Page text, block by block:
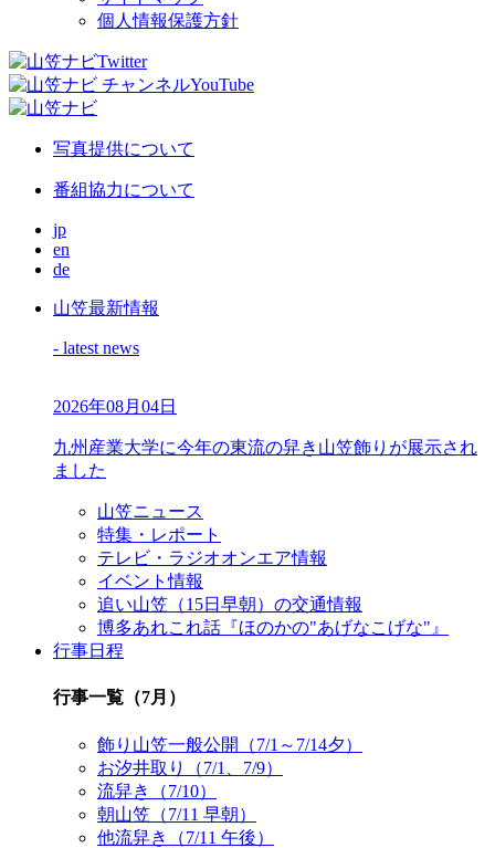
個人情報保護方針
写真提供について
番組協力について
jp
en
de
山笠最新情報
- latest news
2026年08月04日
九州産業大学に今年の東流の舁き山笠飾りが展示され
ました
山笠ニュース
特集・レポート
テレビ・ラジオオンエア情報
イベント情報
追い山笠（15日早朝）の交通情報
博多あれこれ話『ほのかの"あげなこげな"』
行事日程
行事一覧（7月）
飾り山笠一般公開（7/1～7/14夕）
お汐井取り（7/1、7/9）
流舁き（7/10）
朝山笠（7/11 早朝）
他流舁き（7/11 午後）